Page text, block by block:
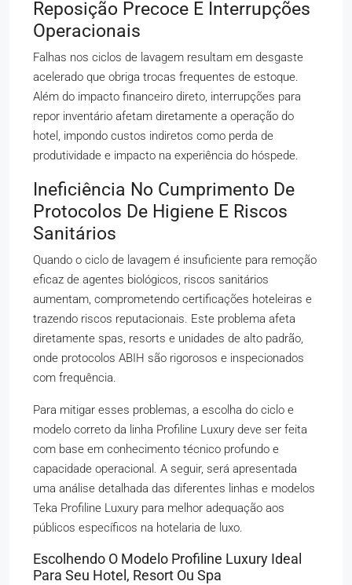
Reposição Precoce E Interrupções
Operacionais
Falhas nos ciclos de lavagem resultam em desgaste
acelerado que obriga trocas frequentes de estoque.
Além do impacto financeiro direto, interrupções para
repor inventário afetam diretamente a operação do
hotel, impondo custos indiretos como perda de
produtividade e impacto na experiência do hóspede.
Ineficiência No Cumprimento De
Protocolos De Higiene E Riscos
Sanitários
Quando o ciclo de lavagem é insuficiente para remoção
eficaz de agentes biológicos, riscos sanitários
aumentam, comprometendo certificações hoteleiras e
trazendo riscos reputacionais. Este problema afeta
diretamente spas, resorts e unidades de alto padrão,
onde protocolos ABIH são rigorosos e inspecionados
com frequência.
Para mitigar esses problemas, a escolha do ciclo e
modelo correto da linha Profiline Luxury deve ser feita
com base em conhecimento técnico profundo e
capacidade operacional. A seguir, será apresentada
uma análise detalhada das diferentes linhas e modelos
Teka Profiline Luxury para melhor adequação aos
públicos específicos na hotelaria de luxo.
Escolhendo O Modelo Profiline Luxury Ideal
Para Seu Hotel, Resort Ou Spa